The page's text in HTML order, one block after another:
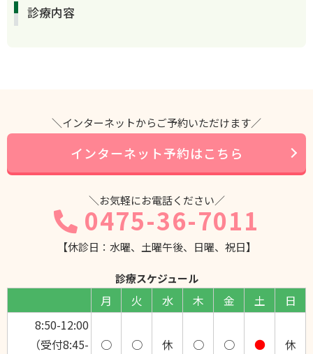
診療内容
＼インターネットからご予約いただけます／
インターネット予約はこちら
＼お気軽にお電話ください／
0475-36-7011
【休診日：水曜、土曜午後、日曜、祝日】
診療スケジュール
月 火 水 木 金 土
日
8:50-12:00
（受付8:45-
○ ○ 休 ○ ○ ● 休